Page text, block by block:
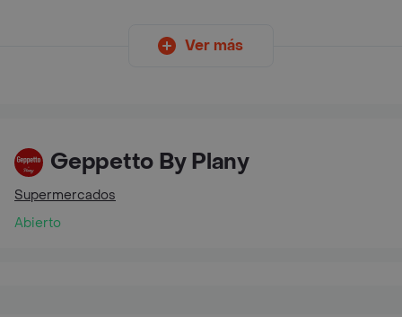
Ver más
Geppetto By Plany
Supermercados
Abierto